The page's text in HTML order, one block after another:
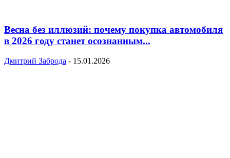
Весна без иллюзий: почему покупка автомобиля
в 2026 году станет осознанным...
Дмитрий Заброда - 15.01.2026